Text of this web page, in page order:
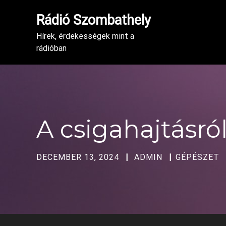
Rádió Szombathely
Hírek, érdekességek mint a
rádióban
A
DECEMBER 13, 2024 ADMIN GÉPÉSZET